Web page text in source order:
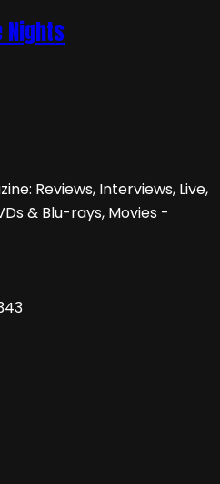
Nights
Reviews, Interviews, Live,
& Blu-rays, Movies -